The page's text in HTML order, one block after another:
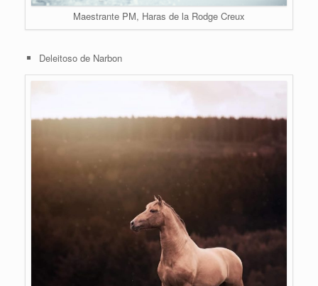
Maestrante PM, Haras de la Rodge Creux
Deleitoso de Narbon